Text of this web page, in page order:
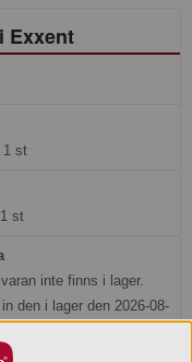
Exxent
1 st
st
inte finns i lager.
den i lager den 2026-08-
tillkommer.